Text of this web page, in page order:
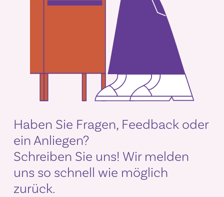
Haben Sie Fragen, Feedback oder
ein Anliegen?
Schreiben Sie uns! Wir melden
uns so schnell wie möglich
zurück.